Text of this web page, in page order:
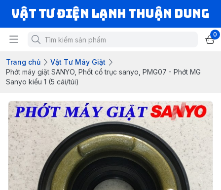
VẬT TƯ ĐIỆN LẠNH THUẬN DUNG
0
Trang chủ
Vật Tư Máy Giặt
Phớt máy giặt SANYO, Phốt cổ trục sanyo, PMG07 - Phớt MG
Sanyo kiểu 1 (5 cái/túi)